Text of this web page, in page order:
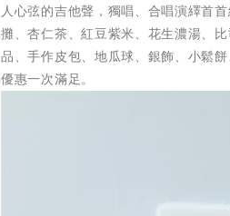
人心弦的吉他聲，獨唱、合唱演繹首
攤、杏仁茶、紅豆紫米、花生濃湯、
品、手作皮包、地瓜球、銀飾、小鬆
優惠一次滿足。